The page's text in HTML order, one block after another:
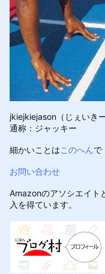
jkiejkiejason（じぇいき
通称：ジャッキー
細かいことはこのへんで
お問い合わせ
Amazonのアソシエイト
入を得ています。